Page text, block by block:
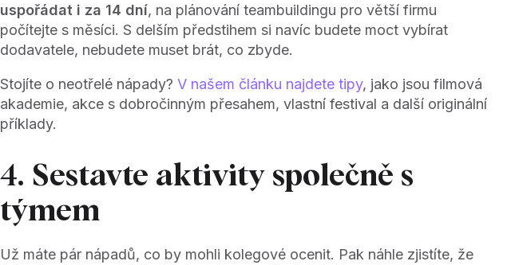
uspořádat i za 14 dní, na plánování teambuildingu pro větší firmu
počítejte s měsíci. S delším předstihem si navíc budete moct vybírat
dodavatele, nebudete muset brát, co zbyde.
Stojíte o neotřelé nápady? V našem článku najdete tipy, jako jsou filmová
akademie, akce s dobročinným přesahem, vlastní festival a další originální
příklady.
4. Sestavte aktivity společně s
týmem
Už máte pár nápadů, co by mohli kolegové ocenit. Pak náhle zjistíte, že